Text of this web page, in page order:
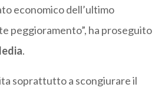
economico dell’ultimo
peggioramento”, ha proseguito
.
soprattutto a scongiurare il